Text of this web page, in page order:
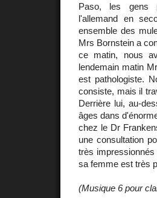
Paso, les gens
l'allemand en
ensemble des
Mrs Bornstein a
ce matin, nous
lendemain matin
est pathologiste.
consiste, mais il
Derrière lui, au-
âges dans
chez le Dr
une consultation
très
sa femme est très
(Musique 6 pour